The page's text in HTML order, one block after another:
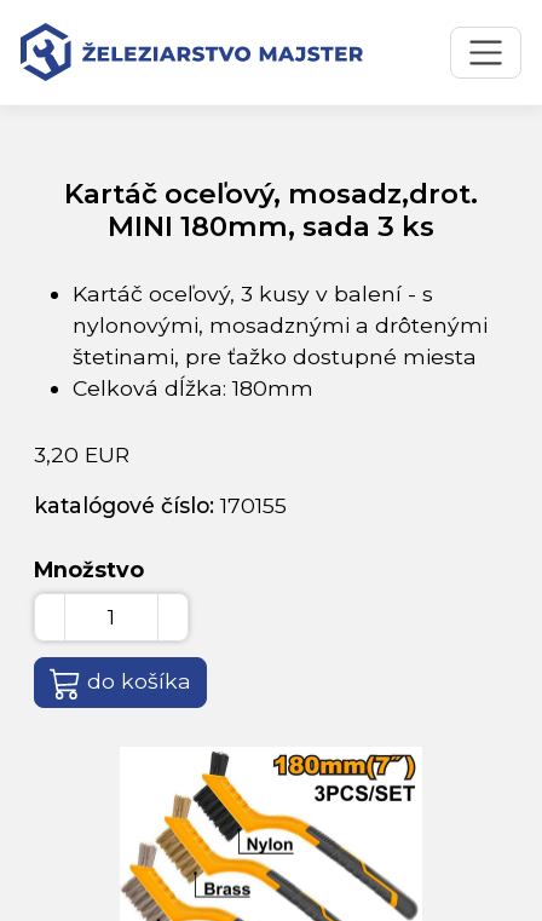
Preskočiť na obsah
Preskočiť na hlavné menu
Úvodná stránka
Kartáč oceľový, mosadz,drot. MINI 180mm, sada 3 ks
Kartáč oceľový, mosadz,drot.
MINI 180mm, sada 3 ks
Kartáč oceľový, 3 kusy v balení - s
nylonovými, mosadznými a drôtenými
štetinami, pre ťažko dostupné miesta
Celková dĺžka: 180mm
3,20 EUR
katalógové číslo:170155
Množstvo
do košíka